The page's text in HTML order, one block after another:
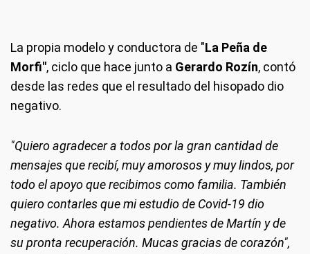
La propia modelo y conductora de "La Peña de
Morfi", ciclo que hace junto a Gerardo Rozín, contó
desde las redes que el resultado del hisopado dio
negativo.
"Quiero agradecer a todos por la gran cantidad de
mensajes que recibí, muy amorosos y muy lindos, por
todo el apoyo que recibimos como familia. También
quiero contarles que mi estudio de Covid-19 dio
negativo. Ahora estamos pendientes de Martín y de
su pronta recuperación. Mucas gracias de corazón",